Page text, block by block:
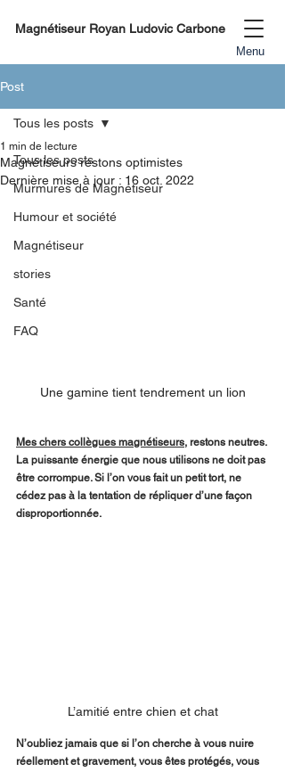
Magnétiseur Royan Ludovic Carbone
Menu
Post
Tous les posts
Murmures de Magnétiseur
Humour et société
Magnétiseur
stories
Santé
FAQ
Tous les posts
Magnétiseurs restons optimistes
1 min de lecture
Dernière mise à jour : 16 oct. 2022
Une gamine tient tendrement un lion
Mes chers collègues magnétiseurs, restons neutres.
La puissante énergie que nous utilisons ne doit pas
être corrompue. Si l’on vous fait un petit tort, ne
cédez pas à la tentation de répliquer d’une façon
disproportionnée.
L’amitié entre chien et chat
N’oubliez jamais que si l’on cherche à vous nuire
réellement et gravement, vous êtes protégés, vous